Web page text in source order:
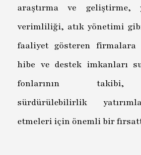
araştırma ve geliştirme,
verimliliği, atık yönetimi
faaliyet gösteren firmalara
hibe ve destek imkanları
fonlarının takibi,
sürdürülebilirlik
etmeleri için önemli bir